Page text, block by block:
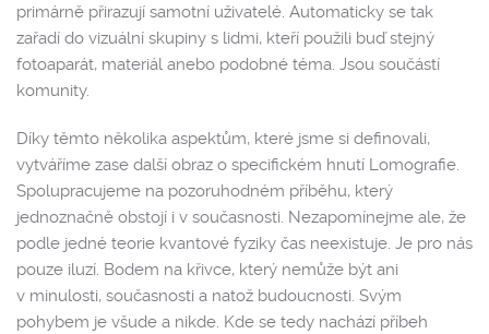
primárně přirazují samotní uživatelé. Automaticky se tak
zařadí do vizuální skupiny s lidmi, kteří použili buď stejný
fotoaparát, materiál anebo podobné téma. Jsou součástí
komunity.
Díky těmto několika aspektům, které jsme si definovali,
vytváříme zase další obraz o specifickém hnutí Lomografie.
Spolupracujeme na pozoruhodném příběhu, který
jednoznačně obstojí i v současnosti. Nezapomínejme ale, že
podle jedné teorie kvantové fyziky čas neexistuje. Je pro nás
pouze iluzí. Bodem na křivce, který nemůže být ani
v minulosti, současnosti a natož budoucnosti. Svým
pohybem je všude a nikde. Kde se tedy nachází příbeh